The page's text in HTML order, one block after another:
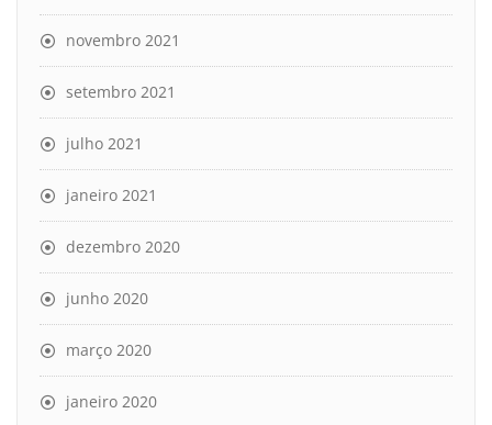
novembro 2021
setembro 2021
julho 2021
janeiro 2021
dezembro 2020
junho 2020
março 2020
janeiro 2020